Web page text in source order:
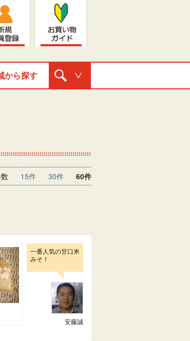
から探す
15件 30件 60件
一番人気の甘口米
みそ！
安藤誠